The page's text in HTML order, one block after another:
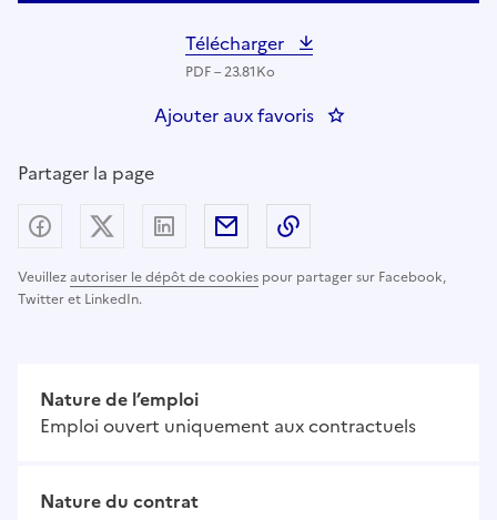
Télécharger
PDF – 23.81Ko
Ajouter aux favoris : Enseignant(e) du
Partager la page
Veuillezautoriser le dépôt de cookies pour partager sur Facebook,
Twitter et LinkedIn.
Partager sur Facebook
Partager sur X (anciennement Twitter) -
Partager sur LinkedIn
Partager par email
Nature de l’emploi
Emploi ouvert uniquement aux contractuels
Nature du contrat